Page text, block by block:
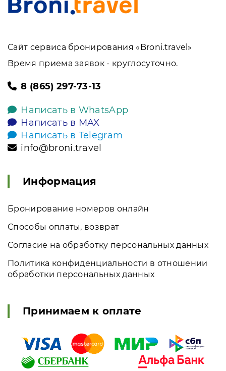
Сайт сервиса бронирования «Broni.travel»
Время приема заявок - круглосуточно.
8 (865) 297-73-13
Написать в WhatsApp
Написать в MAX
Написать в Telegram
info@broni.travel
Информация
Бронирование номеров онлайн
Способы оплаты, возврат
Согласие на обработку персональных данных
Политика конфиденциальности в отношении
обработки персональных данных
Принимаем к оплате